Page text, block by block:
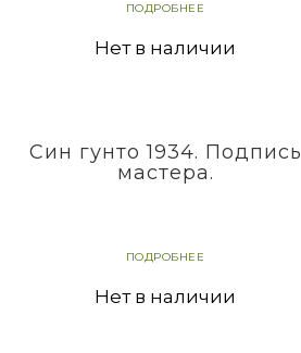
ПОДРОБНЕЕ
Нет в наличии
Син гунто 1934. Подпись
мастера.
ПОДРОБНЕЕ
Нет в наличии